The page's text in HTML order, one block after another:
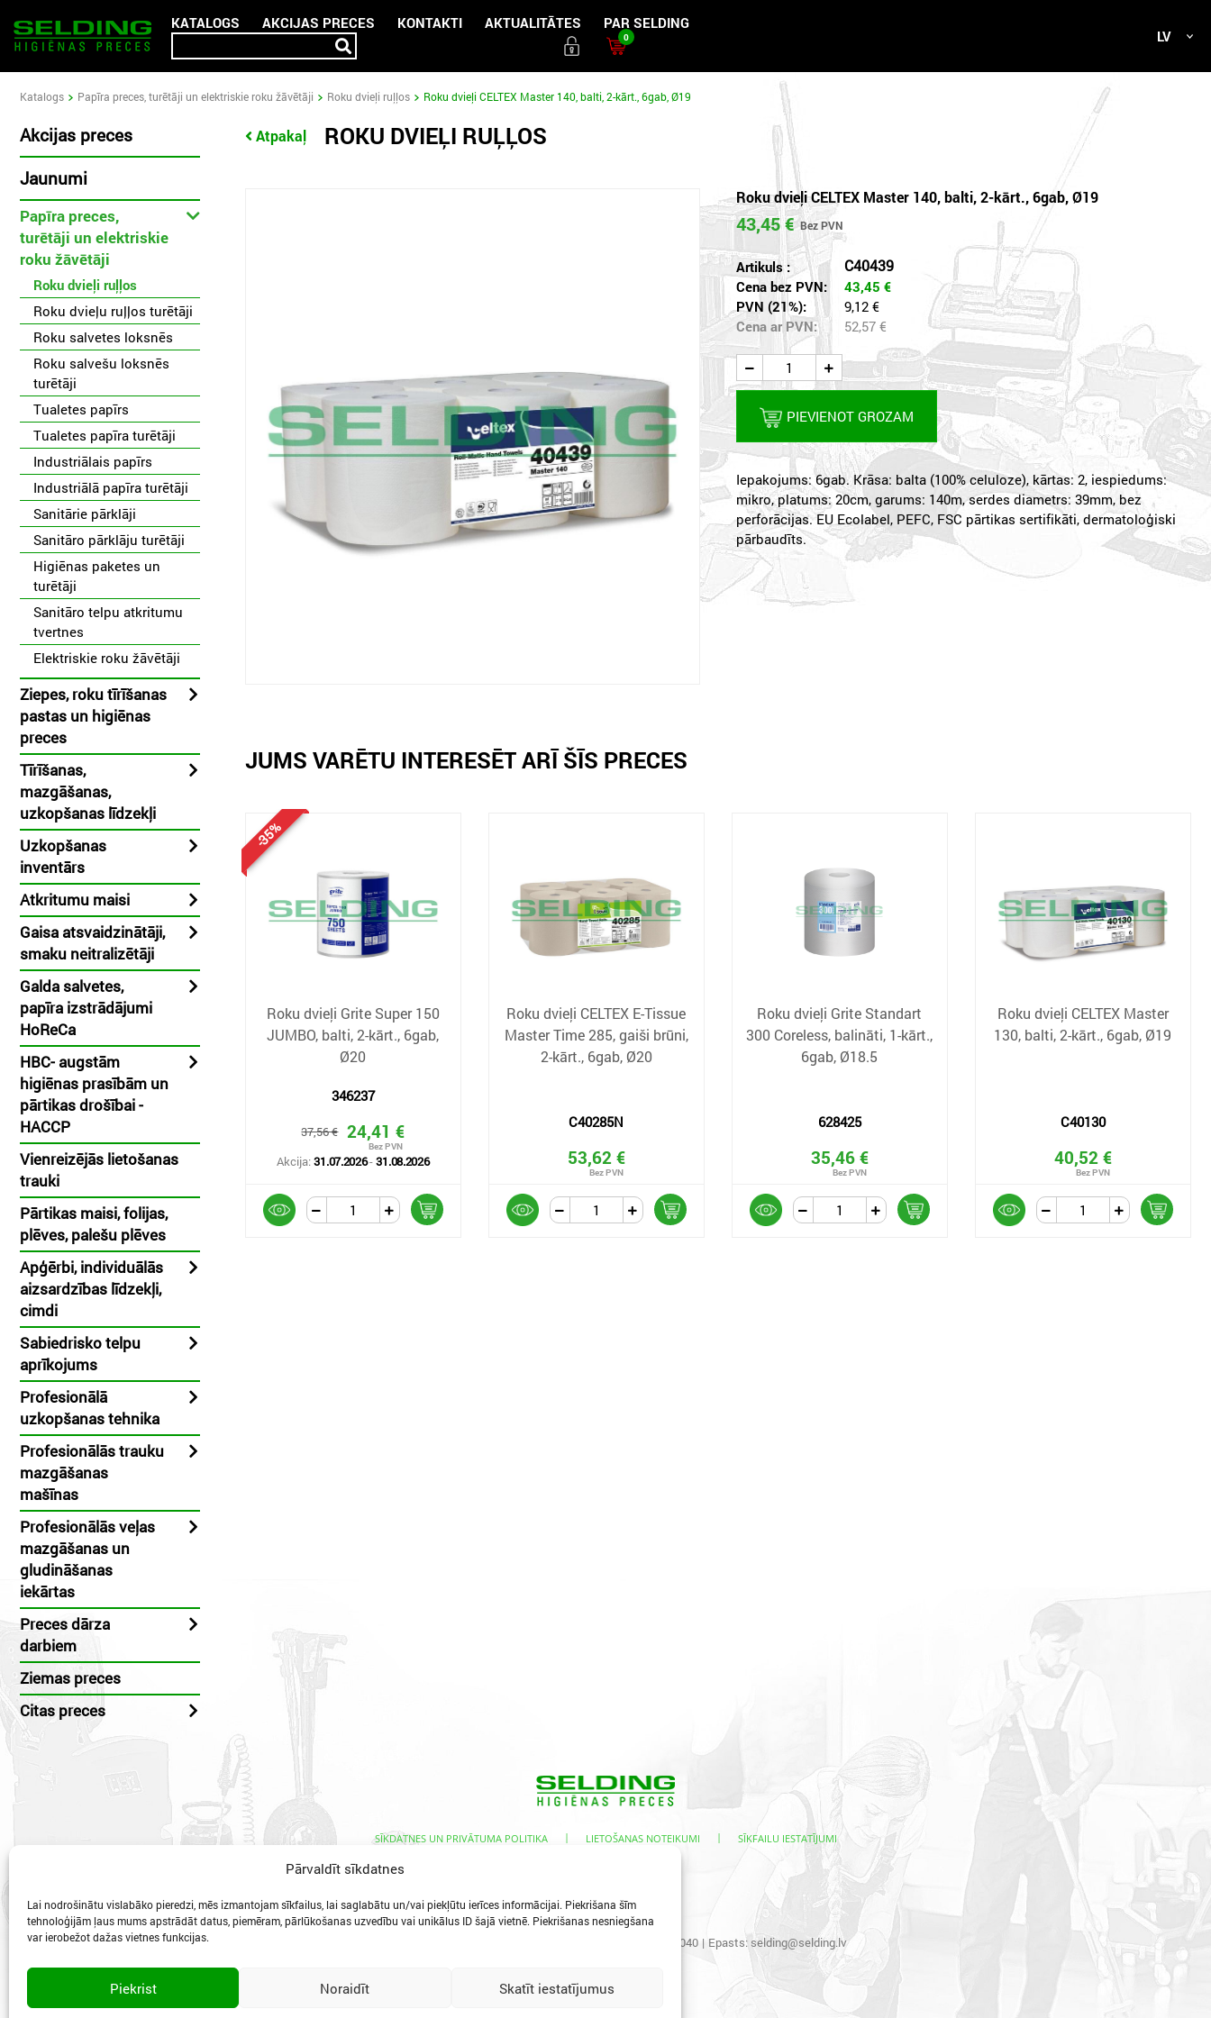
Pārvaldīt sīkdatnes
Lai nodrošinātu vislabāko pieredzi, mēs izmantojam sīkfailus, lai saglabātu un/vai piekļūtu ierīces informācijai. Piekrišana šīm
tehnoloģijām ļaus mums apstrādāt datus, piemēram, pārlūkošanas uzvedību vai unikālus ID šajā vietnē. Piekrišanas nesniegšana
var ierobežot dažas vietnes funkcijas.
Piekrist Noraidīt Skatīt iestatījumus
KATALOGS AKCIJAS PRECES KONTAKTI AKTUALITĀTES PAR SELDING
0 LV
Katalogs Papīra preces, turētāji un elektriskie roku žāvētāji Roku dvieļi ruļļos Roku dvieļi CELTEX Master 140, balti, 2-kārt., 6gab, Ø19
Akcijas preces
Jaunumi
Papīra preces,
turētāji un elektriskie
roku žāvētāji
Roku dvieļi ruļļos
Roku dvieļu ruļļos turētāji
Roku salvetes loksnēs
Roku salvešu loksnēs
turētāji
Tualetes papīrs
Tualetes papīra turētāji
Industriālais papīrs
Industriālā papīra turētāji
Sanitārie pārklāji
Sanitāro pārklāju turētāji
Higiēnas paketes un
turētāji
Sanitāro telpu atkritumu
tvertnes
Elektriskie roku žāvētāji
Ziepes, roku tīrīšanas
pastas un higiēnas
preces
Tīrīšanas,
mazgāšanas,
uzkopšanas līdzekļi
Uzkopšanas
inventārs
Atkritumu maisi
Gaisa atsvaidzinātāji,
smaku neitralizētāji
Galda salvetes,
papīra izstrādājumi
HoReCa
HBC- augstām
higiēnas prasībām un
pārtikas drošībai -
HACCP
Vienreizējās lietošanas
trauki
Pārtikas maisi, folijas,
plēves, palešu plēves
Apģērbi, individuālās
aizsardzības līdzekļi,
cimdi
Sabiedrisko telpu
aprīkojums
Profesionālā
uzkopšanas tehnika
Profesionālās trauku
mazgāšanas
mašīnas
Profesionālās veļas
mazgāšanas un
gludināšanas
iekārtas
Preces dārza
darbiem
Ziemas preces
Citas preces
Atpakaļ ROKU DVIEĻI RUĻĻOS
Roku dvieļi CELTEX Master 140, balti, 2-kārt., 6gab, Ø19
43,45 €
Artikuls : C40439
Cena bez PVN: 43,45 €
PVN (21%):
9,12 €
Cena ar PVN:
52,57 €
PIEVIENOT GROZAM
Iepakojums: 6gab. Krāsa: balta (100% celuloze), kārtas: 2, iespiedums:
mikro, platums: 20cm, garums: 140m, serdes diametrs: 39mm, bez
perforācijas. EU Ecolabel, PEFC, FSC pārtikas sertifikāti, dermatoloģiski
pārbaudīts.
JUMS VARĒTU INTERESĒT ARĪ ŠĪS PRECES
-35%
Roku dvieļi Grite Super 150
JUMBO, balti, 2-kārt., 6gab,
Ø20
346237
37,56 € 24,41 €
Akcija:31.07.2026-31.08.2026
Roku dvieļi CELTEX E-Tissue
Master Time 285, gaiši brūni,
2-kārt., 6gab, Ø20
C40285N
53,62 €
Roku dvieļi Grite Standart
300 Coreless, balināti, 1-kārt.,
6gab, Ø18.5
628425
35,46 €
Roku dvieļi CELTEX Master
130, balti, 2-kārt., 6gab, Ø19
C40130
40,52 €
SĪKDATNES UN PRIVĀTUMA POLITIKA | LIETOŠANAS NOTEIKUMI | SĪKFAILU IESTATĪJUMI
29400040 | Epasts: selding@selding.lv